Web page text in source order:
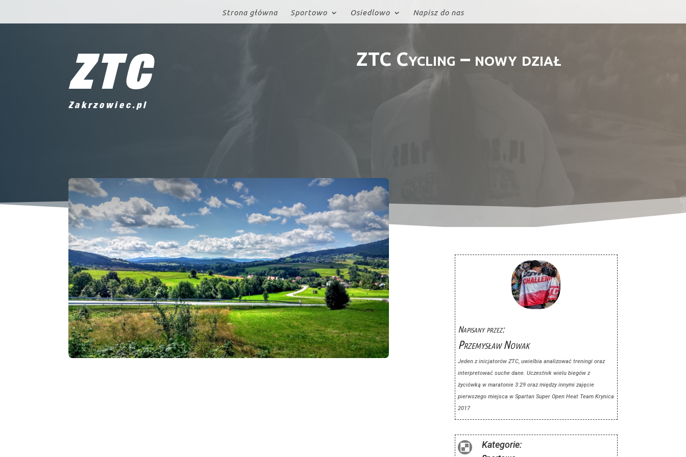
Strona główna Sportowo Osiedlowo Napisz do nas
ZTC
Zakrzowiec.pl
ZTC Cycling – nowy dział
Napisany przez:
Przemysław Nowak
Jeden z inicjatorów ZTC, uwielbia analizować treningi oraz
interpretować suche dane. Uczestnik wielu biegów z
życiówką w maratonie 3:29 oraz między innymi zajęcie
pierwszego miejsca w Spartan Super Open Heat Team Krynica
2017
 Kategorie: